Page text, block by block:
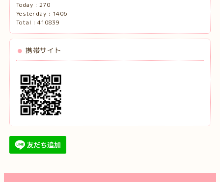
Today : 270
Yesterday : 1406
Total : 410839
携帯サイト